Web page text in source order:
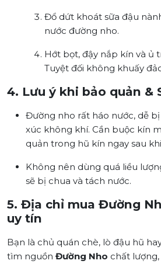
Đổ dứt khoát sữa đậu
nước đường nho.
Hớt bọt, đậy nắp kín và ủ
Tuyệt đối không khuấy
4. Lưu ý khi bảo quản &
Đường nho rất háo nước, dễ
xúc không khí. Cần buộc kín
quản trong hũ kín ngay sau
Không nên dùng quá liều
sẽ bị chua và tách nước.
5. Địa chỉ mua Đường
uy tín
Bạn là chủ quán chè, lò đậu hũ
tìm nguồn Đường Nho chất lượng,